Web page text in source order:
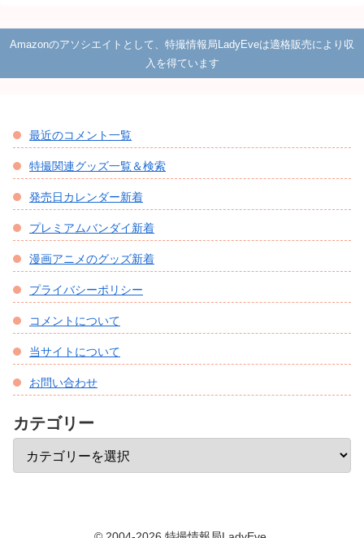
Amazonのアソシエイトとして、特撮情報局LadyEveは適格販売により収
入を得ています
最近のコメント一覧
特撮関連グッズ一覧＆検索
発売日カレンダー新着
プレミアムバンダイ新着
漫画アニメのグッズ新着
プライバシーポリシー
コメントについて
当サイトについて
お問い合わせ
カテゴリー